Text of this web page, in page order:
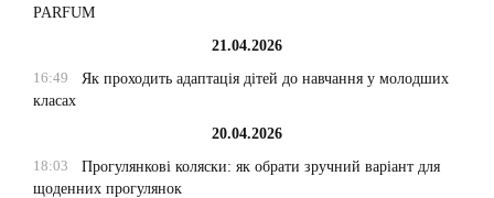
PARFUM
21.04.2026
16:49
Як проходить адаптація дітей до навчання у молодших
класах
20.04.2026
18:03
Прогулянкові коляски: як обрати зручний варіант для
щоденних прогулянок